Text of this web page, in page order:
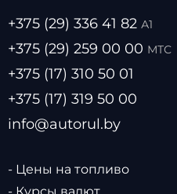
+375 (29) 336 41 82 А1
+375 (29) 259 00 00 МТС
+375 (17) 310 50 01
+375 (17) 319 50 00
info@autorul.by
- Цены на топливо
- Курсы валют